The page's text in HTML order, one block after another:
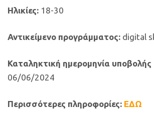
Ηλικίες: 18-30
Αντικείμενο προγράμματος: digital
Καταληκτική ημερομηνία
06/06/2024
Περισσότερες πληροφορίες: ΕΔΩ